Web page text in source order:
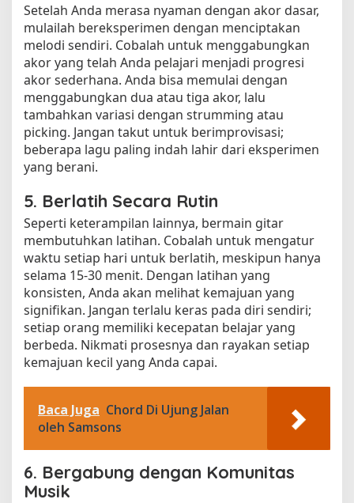
Setelah Anda merasa nyaman dengan akor dasar,
mulailah bereksperimen dengan menciptakan
melodi sendiri. Cobalah untuk menggabungkan
akor yang telah Anda pelajari menjadi progresi
akor sederhana. Anda bisa memulai dengan
menggabungkan dua atau tiga akor, lalu
tambahkan variasi dengan strumming atau
picking. Jangan takut untuk berimprovisasi;
beberapa lagu paling indah lahir dari eksperimen
yang berani.
5. Berlatih Secara Rutin
Seperti keterampilan lainnya, bermain gitar
membutuhkan latihan. Cobalah untuk mengatur
waktu setiap hari untuk berlatih, meskipun hanya
selama 15-30 menit. Dengan latihan yang
konsisten, Anda akan melihat kemajuan yang
signifikan. Jangan terlalu keras pada diri sendiri;
setiap orang memiliki kecepatan belajar yang
berbeda. Nikmati prosesnya dan rayakan setiap
kemajuan kecil yang Anda capai.
Baca Juga Chord Di Ujung Jalan
oleh Samsons
6. Bergabung dengan Komunitas
Musik